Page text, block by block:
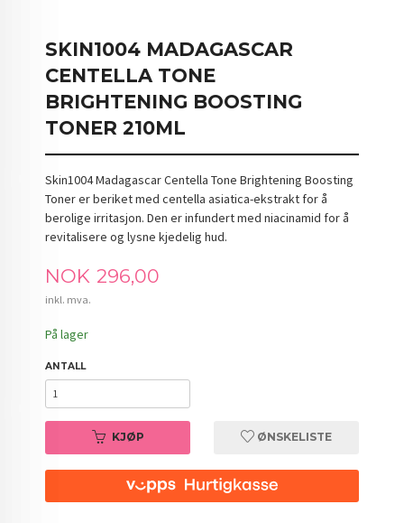
SKIN1004 MADAGASCAR
CENTELLA TONE
BRIGHTENING BOOSTING
TONER 210ML
Skin1004 Madagascar Centella Tone Brightening Boosting
Toner er beriket med centella asiatica-ekstrakt for å
berolige irritasjon. Den er infundert med niacinamid for å
revitalisere og lysne kjedelig hud.
Pris
NOK 296,00
inkl. mva.
På lager
ANTALL
KJØP ØNSKELISTE